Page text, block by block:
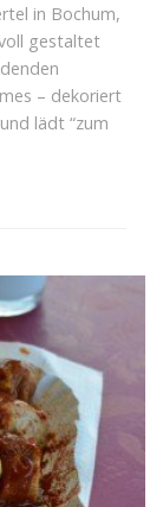
in Bochum,
gestaltet
– dekoriert
lädt “zum